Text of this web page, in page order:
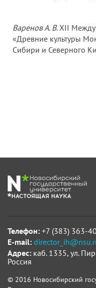
Варенов А. В.XII
«Древние культуры
Сибири и Северного
Телефон: +7 (383) 363-
E-mail:
Адрес: каб. 1335, ул.
Россия
© 2016 Новосибирский